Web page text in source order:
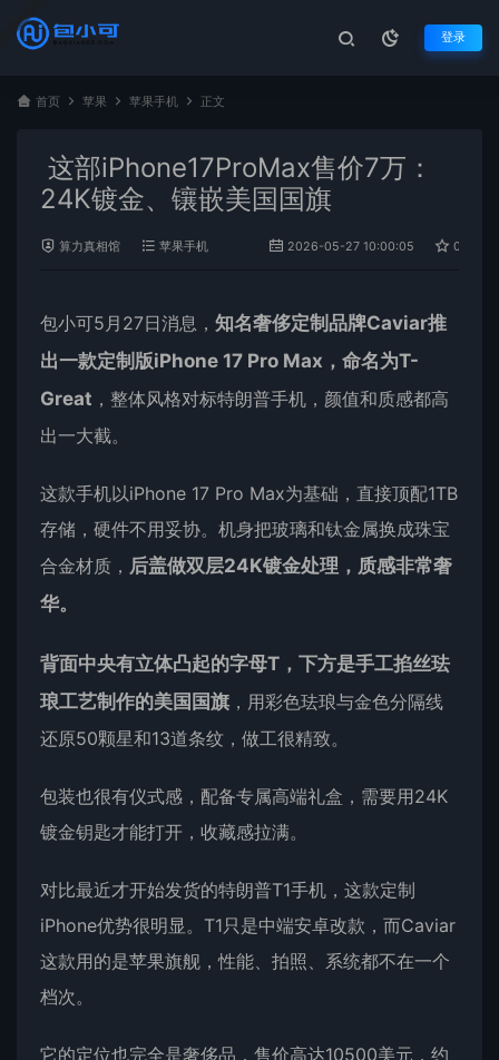
登录
首页 苹果 苹果手机 正文
这部iPhone17ProMax售价7万：
24K镀金、镶嵌美国国旗
算力真相馆 苹果手机 2026-05-27 10:00:05 0
包小可5月27日消息， 知名奢侈定制品牌Caviar推
出一款定制版iPhone 17 Pro Max，命名为T-
Great ，整体风格对标特朗普手机，颜值和质感都高
出一大截。
这款手机以iPhone 17 Pro Max为基础，直接顶配1TB
存储，硬件不用妥协。机身把玻璃和钛金属换成珠宝
合金材质， 后盖做双层24K镀金处理，质感非常奢
华。
背面中央有立体凸起的字母T，下方是手工掐丝珐
琅工艺制作的美国国旗 ，用彩色珐琅与金色分隔线
还原50颗星和13道条纹，做工很精致。
包装也很有仪式感，配备专属高端礼盒，需要用24K
镀金钥匙才能打开，收藏感拉满。
对比最近才开始发货的特朗普T1手机，这款定制
iPhone优势很明显。T1只是中端安卓改款，而Caviar
这款用的是苹果旗舰，性能、拍照、系统都不在一个
档次。
它的定位也完全是奢侈品，售价高达10500美元，约